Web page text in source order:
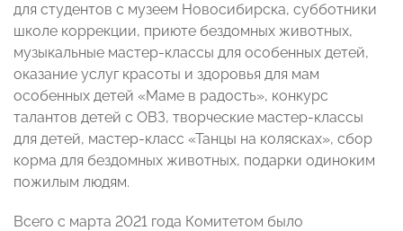
для студентов с музеем Новосибирска, субботники
школе коррекции, приюте бездомных животных,
музыкальные мастер-классы для особенных детей,
оказание услуг красоты и здоровья для мам
особенных детей «Маме в радость», конкурс
талантов детей с ОВЗ, творческие мастер-классы
для детей, мастер-класс «Танцы на колясках», сбор
корма для бездомных животных, подарки одиноким
пожилым людям.
Всего с марта 2021 года Комитетом было